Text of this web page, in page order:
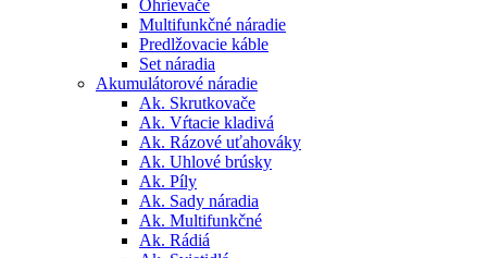
Ohrievače
Multifunkčné náradie
Predlžovacie káble
Set náradia
Akumulátorové náradie
Ak. Skrutkovače
Ak. Vŕtacie kladivá
Ak. Rázové uťahováky
Ak. Uhlové brúsky
Ak. Píly
Ak. Sady náradia
Ak. Multifunkčné
Ak. Rádiá